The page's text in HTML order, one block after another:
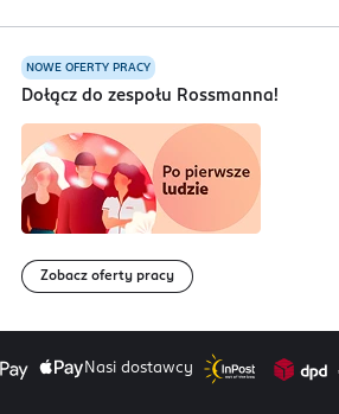
NOWE OFERTY PRACY
Dołącz do zespołu Rossmanna!
Zobacz oferty pracy
Nasi dostawcy